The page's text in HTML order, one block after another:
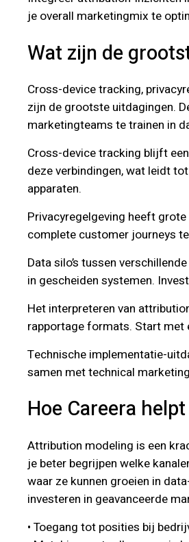
je overall marketingmix te
Wat zijn de
Cross-device tracking,
zijn de grootste uitdagingen.
marketingteams te trainen in
Cross-device tracking blijft
deze verbindingen, wat leidt
apparaten.
Privacyregelgeving heeft
complete customer journeys
Data silo’s tussen
in gescheiden systemen.
Het interpreteren van
rapportage formats. Start met
Technische implementatie-
samen met technical
Hoe Careera
Attribution modeling is een
je beter begrijpen welke
waar ze kunnen groeien in
investeren in geavanceerde
• Toegang tot posities bij